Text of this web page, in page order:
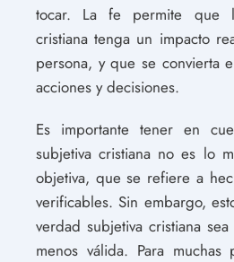
tocar. La fe permite que
cristiana tenga un impacto
persona, y que se convierta
acciones y decisiones.
Es importante tener en
subjetiva cristiana no es lo
objetiva, que se refiere a
verificables. Sin embargo,
verdad subjetiva cristiana
menos válida. Para muchas